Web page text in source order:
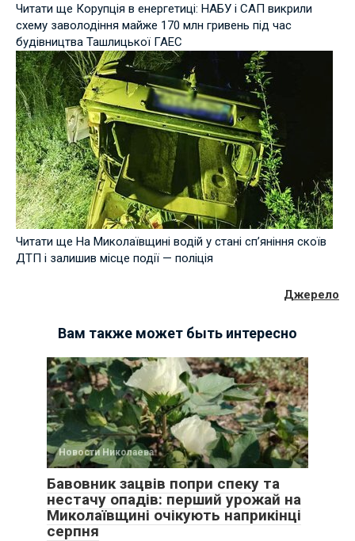
Читати ще Корупція в енергетиці: НАБУ і САП викрили
схему заволодіння майже 170 млн гривень під час
будівництва Ташлицької ГАЕС
Читати ще На Миколаївщині водій у стані сп’яніння скоїв
ДТП і залишив місце події — поліція
Джерело
Вам также может быть интересно
Новости Николаева
Бавовник зацвів попри спеку та
нестачу опадів: перший урожай на
Миколаївщині очікують наприкінці
серпня